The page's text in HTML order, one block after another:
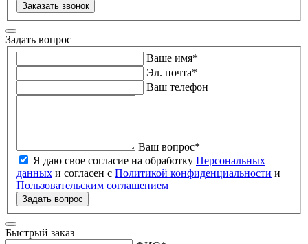
Заказать звонок
Задать вопрос
Ваше имя*
Эл. почта*
Ваш телефон
Ваш вопрос*
Я даю свое согласие на обработку Персональных
данных и согласен с Политикой конфиденциальности и
Пользовательским соглашением
Задать вопрос
Быстрый заказ